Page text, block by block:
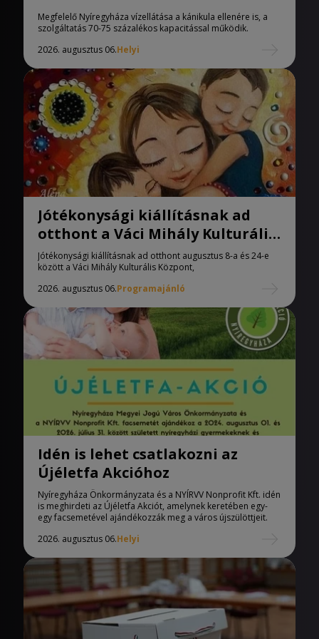
Megfelelő Nyíregyháza vízellátása a kánikula ellenére is, a
szolgáltatás 70-75 százalékos kapacitással működik.
2026. augusztus 06.Helyi
Jótékonysági kiállításnak ad
otthont a Váci Mihály Kulturális
Központ
Jótékonysági kiállításnak ad otthont augusztus 8-a és 24-e
között a Váci Mihály Kulturális Központ,
2026. augusztus 06.Programajánló
Idén is lehet csatlakozni az
Újéletfa Akcióhoz
Nyíregyháza Önkormányzata és a NYÍRVV Nonprofit Kft. idén
is meghirdeti az Újéletfa Akciót, amelynek keretében egy-
egy facsemetével ajándékozzák meg a város újszülöttjeit.
2026. augusztus 06.Helyi